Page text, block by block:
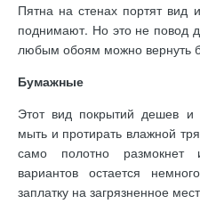
Пятна на стенах портят вид
поднимают. Но это не повод
любым обоям можно вернуть
Бумажные
Этот вид покрытий дешев и
мыть и протирать влажной
само полотно размокнет
вариантов остается
заплатку на загрязненное